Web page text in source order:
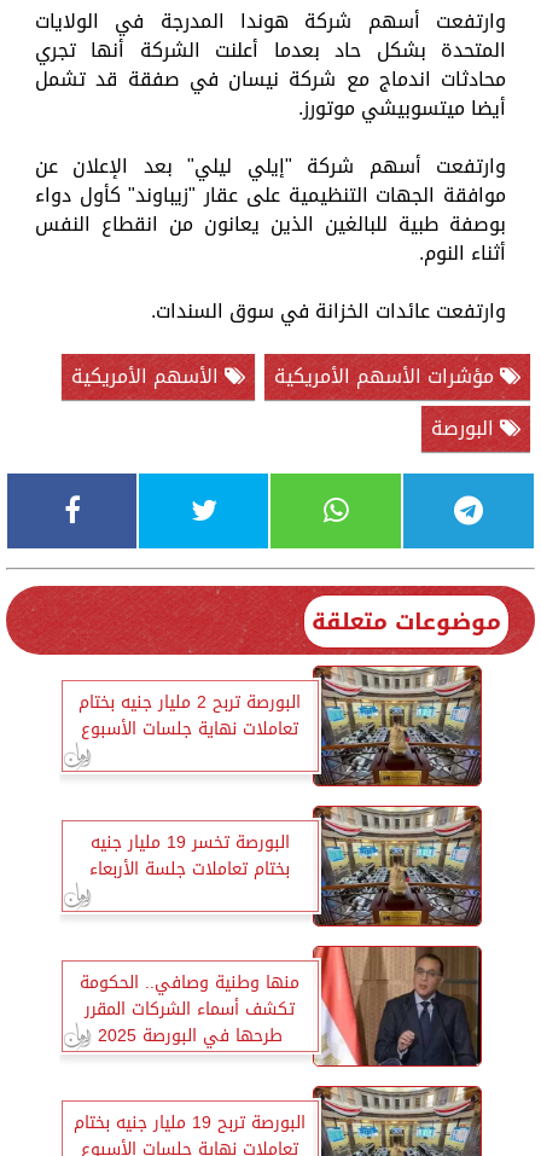
وارتفعت أسهم شركة هوندا المدرجة في الولايات
المتحدة بشكل حاد بعدما أعلنت الشركة أنها تجري
محادثات اندماج مع شركة نيسان في صفقة قد تشمل
أيضا ميتسوبيشي موتورز.
وارتفعت أسهم شركة "إيلي ليلي" بعد الإعلان عن
موافقة الجهات التنظيمية على عقار "زيباوند" كأول دواء
بوصفة طبية للبالغين الذين يعانون من انقطاع النفس
أثناء النوم.
وارتفعت عائدات الخزانة في سوق السندات.
مؤشرات الأسهم الأمريكية
الأسهم الأمريكية
البورصة
موضوعات متعلقة
البورصة تربح 2 مليار جنيه بختام
تعاملات نهاية جلسات الأسبوع
البورصة تخسر 19 مليار جنيه
بختام تعاملات جلسة الأربعاء
منها وطنية وصافي.. الحكومة
تكشف أسماء الشركات المقرر
طرحها في البورصة 2025
البورصة تربح 19 مليار جنيه بختام
تعاملات نهاية جلسات الأسبوع